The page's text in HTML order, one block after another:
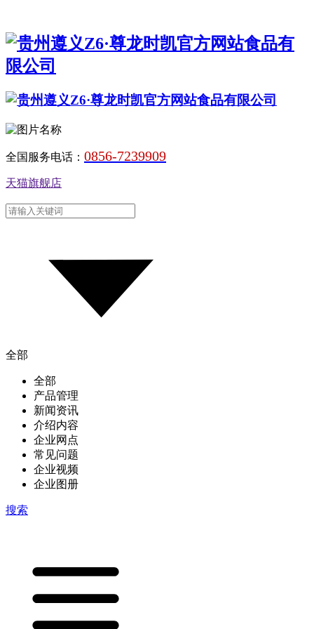
全国服务电话： 0856-7239909
天猫旗舰店
全部
全部
产品管理
新闻资讯
介绍内容
企业网点
常见问题
企业视频
企业图册
搜索